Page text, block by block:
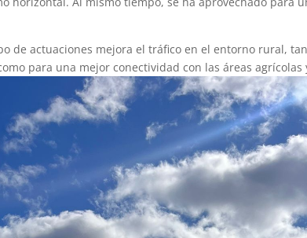
de actuaciones mejora el tráfico en el entorno rural,
para una mejor conectividad con las áreas agrícolas